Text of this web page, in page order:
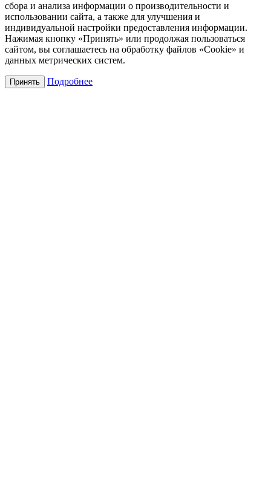
сбора и анализа информации о производительности и
использовании сайта, а также для улучшения и
индивидуальной настройки предоставления информации.
Нажимая кнопку «Принять» или продолжая пользоваться
сайтом, вы соглашаетесь на обработку файлов «Cookie» и
данных метрических систем.
Принять Подробнее